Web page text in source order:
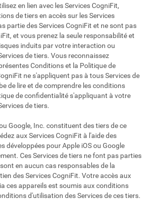
en lien avec les Services CogniFit,
de tiers en accès sur les Services
partie des Services CogniFit et ne sont pas
et vous prenez la seule responsabilité et
induits par votre interaction ou
de tiers. Vous reconnaissez
Conditions et la Politique de
ne s'appliquent pas à tous Services de
de lire et de comprendre les conditions
de confidentialité s'appliquant à votre
de tiers.
Google, Inc. constituent des tiers de ce
aux Services CogniFit à l'aide des
développées pour Apple iOS ou Google
Ces Services de tiers ne font pas parties
en aucun cas responsables de la
des Services CogniFit. Votre accès aux
ces appareils est soumis aux conditions
d'utilisation des Services de ces tiers.